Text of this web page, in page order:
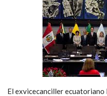
El exvicecanciller ecuatoriano